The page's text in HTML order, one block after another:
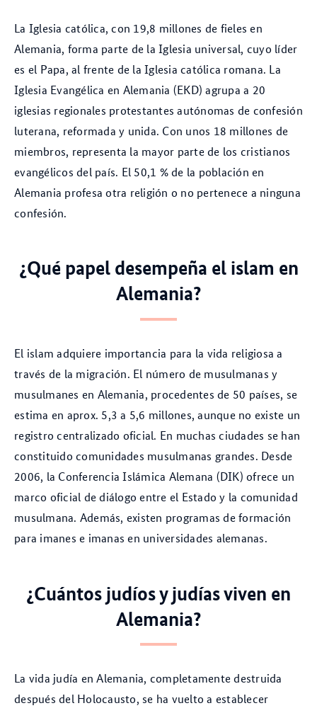
La Iglesia católica, con 19,8 millones de fieles en
Alemania, forma parte de la Iglesia universal, cuyo líder
es el Papa, al frente de la Iglesia católica romana. La
Iglesia Evangélica en Alemania (EKD) agrupa a 20
iglesias regionales protestantes autónomas de confesión
luterana, reformada y unida. Con unos 18 millones de
miembros, representa la mayor parte de los cristianos
evangélicos del país. El 50,1 % de la población en
Alemania profesa otra religión o no pertenece a ninguna
confesión.
¿Qué papel desempeña el islam en
Alemania?
El islam adquiere importancia para la vida religiosa a
través de la migración. El número de musulmanas y
musulmanes en Alemania, procedentes de 50 países, se
estima en aprox. 5,3 a 5,6 millones, aunque no existe un
registro centralizado oficial. En muchas ciudades se han
constituido comunidades musulmanas grandes. Desde
2006, la Conferencia Islámica Alemana (DIK) ofrece un
marco oficial de diálogo entre el Estado y la comunidad
musulmana. Además, existen programas de formación
para imanes e imanas en universidades alemanas.
¿Cuántos judíos y judías viven en
Alemania?
La vida judía en Alemania, completamente destruida
después del Holocausto, se ha vuelto a establecer